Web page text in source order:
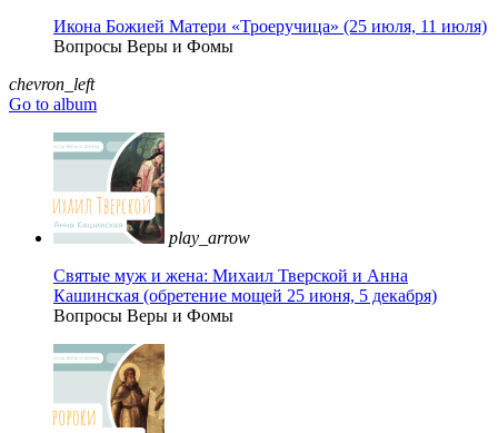
Икона Божией Матери «Троеручица» (25 июля, 11 июля)
Вопросы Веры и Фомы
chevron_left
Go to album
play_arrow
Святые муж и жена: Михаил Тверской и Анна
Кашинская (обретение мощей 25 июня, 5 декабря)
Вопросы Веры и Фомы